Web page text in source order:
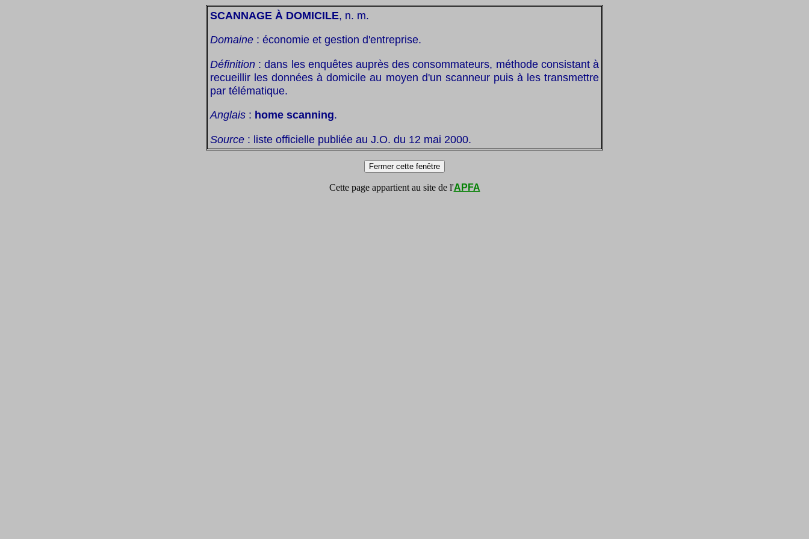
SCANNAGE À DOMICILE, n. m.
Domaine : économie et gestion d'entreprise.
Définition : dans les enquêtes auprès des consommateurs, méthode consistant à
recueillir les données à domicile au moyen d'un scanneur puis à les transmettre
par télématique.
Anglais : home scanning.
Source : liste officielle publiée au J.O. du 12 mai 2000.
Cette page appartient au site de l'APFA